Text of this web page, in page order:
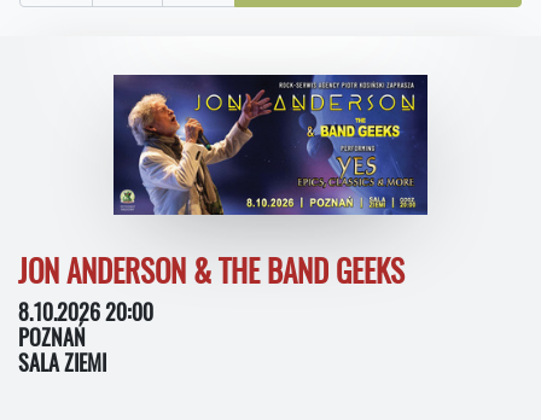
JON ANDERSON & THE BAND GEEKS
8.10.2026 20:00
POZNAŃ
SALA ZIEMI